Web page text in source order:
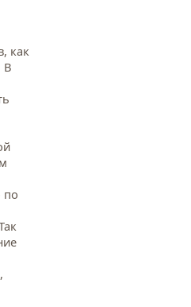
как
В
по